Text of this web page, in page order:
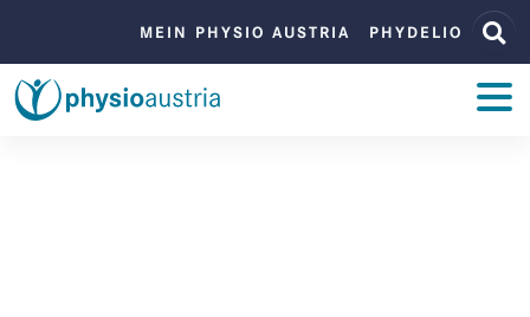
Zum Inhalt
Zur Navigation
MEIN PHYSIO AUSTRIA
PHYDELIO
ZUM INHALT